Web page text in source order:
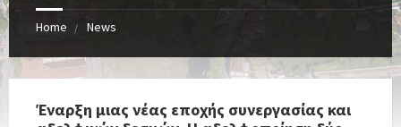
Home News
Έναρξη μιας νέας εποχής συνεργασίας και